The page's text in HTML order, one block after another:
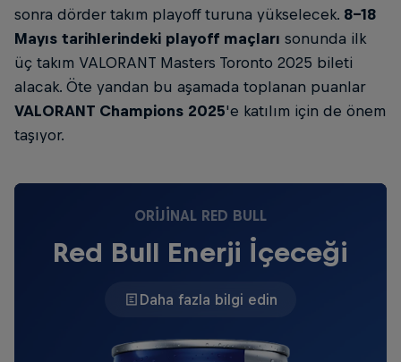
sonra dörder takım playoff turuna yükselecek. 8-18
Mayıs tarihlerindeki playoff maçları sonunda ilk
üç takım VALORANT Masters Toronto 2025 bileti
alacak. Öte yandan bu aşamada toplanan puanlar
VALORANT Champions 2025'e katılım için de önem
taşıyor.
ORIJINAL RED BULL
Red Bull Enerji İçeceği
Daha fazla bilgi edin